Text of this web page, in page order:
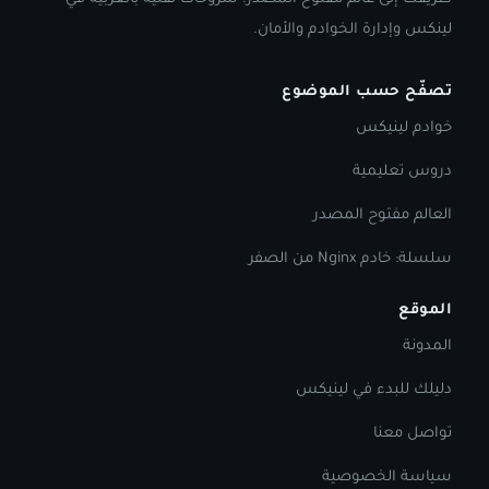
لينكس وإدارة الخوادم والأمان.
تصفّح حسب الموضوع
خوادم لينيكس
دروس تعليمية
العالم مفتوح المصدر
سلسلة: خادم Nginx من الصفر
الموقع
المدونة
دليلك للبدء في لينيكس
تواصل معنا
سياسة الخصوصية